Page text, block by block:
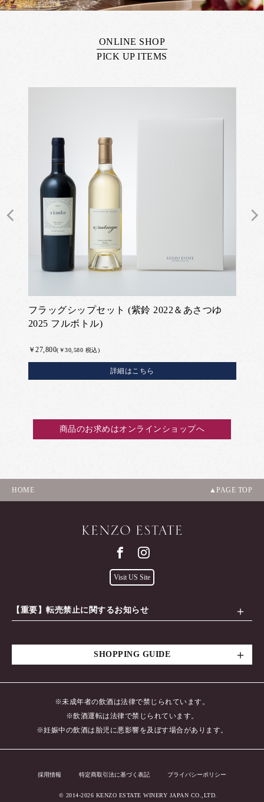
ONLINE SHOP
PICK UP ITEMS
フラッグシップセット (紫鈴 2022＆あさつゆ
2025 フルボトル)
￥27,800(￥30,580 税込)
詳細はこちら
商品のお求めはオンラインショップへ
HOME PAGE TOP
Visit US Site
【重要】転売禁止に関するお知らせ
SHOPPING GUIDE
※未成年者の飲酒は法律で禁じられています。
※飲酒運転は法律で禁じられています。
※妊娠中の飲酒は胎児に悪影響を及ぼす場合があります。
採用情報 特定商取引法に基づく表記 プライバシーポリシー
© 2014-2026 KENZO ESTATE WINERY JAPAN CO.,LTD.